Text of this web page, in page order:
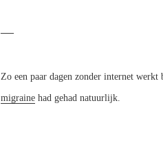
—
Zo een paar dagen zonder internet
migraine had gehad natuurlijk.